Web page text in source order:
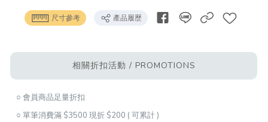
尺寸參考 產品履歷
相關折扣活動 / PROMOTIONS
○ 會員商品足量折扣
○ 單筆消費滿 $3500 現折 $200 ( 可累計 )